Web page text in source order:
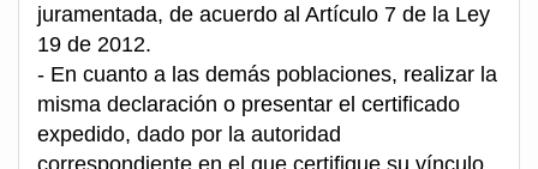
juramentada, de acuerdo al Artículo 7 de la Ley
19 de 2012.
- En cuanto a las demás poblaciones, realizar la
misma declaración o presentar el certificado
expedido, dado por la autoridad
correspondiente en el que certifique su vínculo